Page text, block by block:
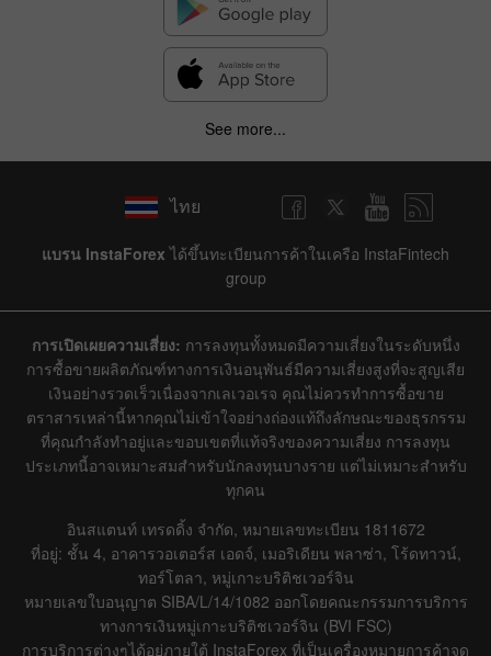
See more...
ไทย
แบรน InstaForex ได้ขึ้นทะเบียนการค้าในเครือ InstaFintech
group
การเปิดเผยความเสี่ยง: การลงทุนทั้งหมดมีความเสี่ยงในระดับหนึ่ง
การซื้อขายผลิตภัณฑ์ทางการเงินอนุพันธ์มีความเสี่ยงสูงที่จะสูญเสีย
เงินอย่างรวดเร็วเนื่องจากเลเวอเรจ คุณไม่ควรทำการซื้อขาย
ตราสารเหล่านี้หากคุณไม่เข้าใจอย่างถ่องแท้ถึงลักษณะของธุรกรรม
ที่คุณกำลังทำอยู่และขอบเขตที่แท้จริงของความเสี่ยง การลงทุน
ประเภทนี้อาจเหมาะสมสำหรับนักลงทุนบางราย แต่ไม่เหมาะสำหรับ
ทุกคน
อินสแตนท์ เทรดดิ้ง จำกัด, หมายเลขทะเบียน 1811672
ที่อยู่: ชั้น 4, อาคารวอเตอร์ส เอดจ์, เมอริเดียน พลาซ่า, โร้ดทาวน์,
ทอร์โตลา, หมู่เกาะบริติชเวอร์จิน
หมายเลขใบอนุญาต SIBA/L/14/1082 ออกโดยคณะกรรมการบริการ
ทางการเงินหมู่เกาะบริติชเวอร์จิน (BVI FSC)
การบริการต่างๆได้อยู่ภายใต้ InstaForex ที่เป็นเครื่องหมายการค้าจด